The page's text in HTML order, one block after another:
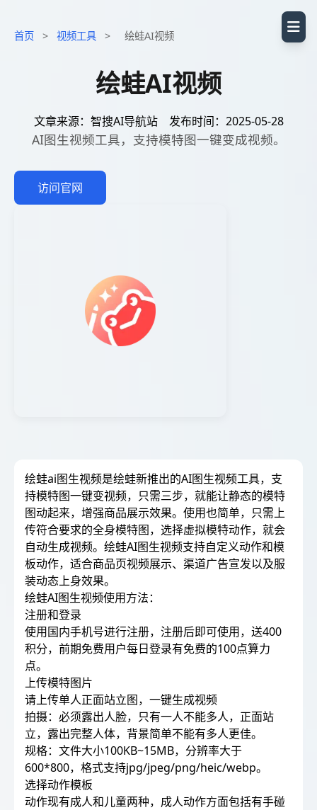
首页 > 视频工具 > 绘蛙AI视频
绘蛙AI视频
文章来源：智搜AI导航站 发布时间：2025-05-28
AI图生视频工具，支持模特图一键变成视频。
访问官网
绘蛙ai图生视频是绘蛙新推出的AI图生视频工具，支
持模特图一键变视频，只需三步，就能让静态的模特
图动起来，增强商品展示效果。使用也简单，只需上
传符合要求的全身模特图，选择虚拟模特动作，就会
自动生成视频。绘蛙AI图生视频支持自定义动作和模
板动作，适合商品页视频展示、渠道广告宣发以及服
装动态上身效果。
绘蛙AI图生视频使用方法：
注册和登录
使用国内手机号进行注册，注册后即可使用，送400
积分，前期免费用户每日登录有免费的100点算力
点。
上传模特图片
请上传单人正面站立图，一键生成视频
拍摄：必须露出人脸，只有一人不能多人，正面站
立，露出完整人体，背景简单不能有多人更佳。
规格：文件大小100KB~15MB，分辨率大于
600*800，格式支持jpg/jpeg/png/heic/webp。
选择动作模板
动作现有成人和儿童两种，成人动作方面包括有手碰